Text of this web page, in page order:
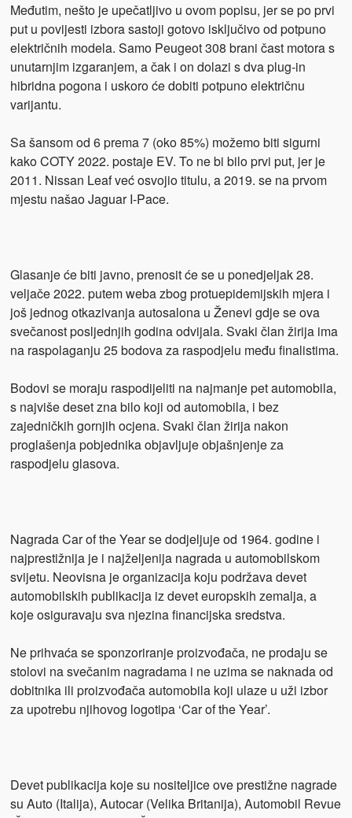
Međutim, nešto je upečatljivo u ovom popisu, jer se po prvi
put u povijesti izbora sastoji gotovo isključivo od potpuno
električnih modela. Samo Peugeot 308 brani čast motora s
unutarnjim izgaranjem, a čak i on dolazi s dva plug-in
hibridna pogona i uskoro će dobiti potpuno električnu
varijantu.
Sa šansom od 6 prema 7 (oko 85%) možemo biti sigurni
kako COTY 2022. postaje EV. To ne bi bilo prvi put, jer je
2011. Nissan Leaf već osvojio titulu, a 2019. se na prvom
mjestu našao Jaguar I-Pace.
Glasanje će biti javno, prenosit će se u ponedjeljak 28.
veljače 2022. putem weba zbog protuepidemijskih mjera i
još jednog otkazivanja autosalona u Ženevi gdje se ova
svečanost posljednjih godina odvijala. Svaki član žirija ima
na raspolaganju 25 bodova za raspodjelu među finalistima.
Bodovi se moraju raspodijeliti na najmanje pet automobila,
s najviše deset zna bilo koji od automobila, i bez
zajedničkih gornjih ocjena. Svaki član žirija nakon
proglašenja pobjednika objavljuje objašnjenje za
raspodjelu glasova.
Nagrada Car of the Year se dodjeljuje od 1964. godine i
najprestižnija je i najželjenija nagrada u automobilskom
svijetu. Neovisna je organizacija koju podržava devet
automobilskih publikacija iz devet europskih zemalja, a
koje osiguravaju sva njezina financijska sredstva.
Ne prihvaća se sponzoriranje proizvođača, ne prodaju se
stolovi na svečanim nagradama i ne uzima se naknada od
dobitnika ili proizvođača automobila koji ulaze u uži izbor
za upotrebu njihovog logotipa ‘Car of the Year’.
Devet publikacija koje su nositeljice ove prestižne nagrade
su Auto (Italija), Autocar (Velika Britanija), Automobil Revue